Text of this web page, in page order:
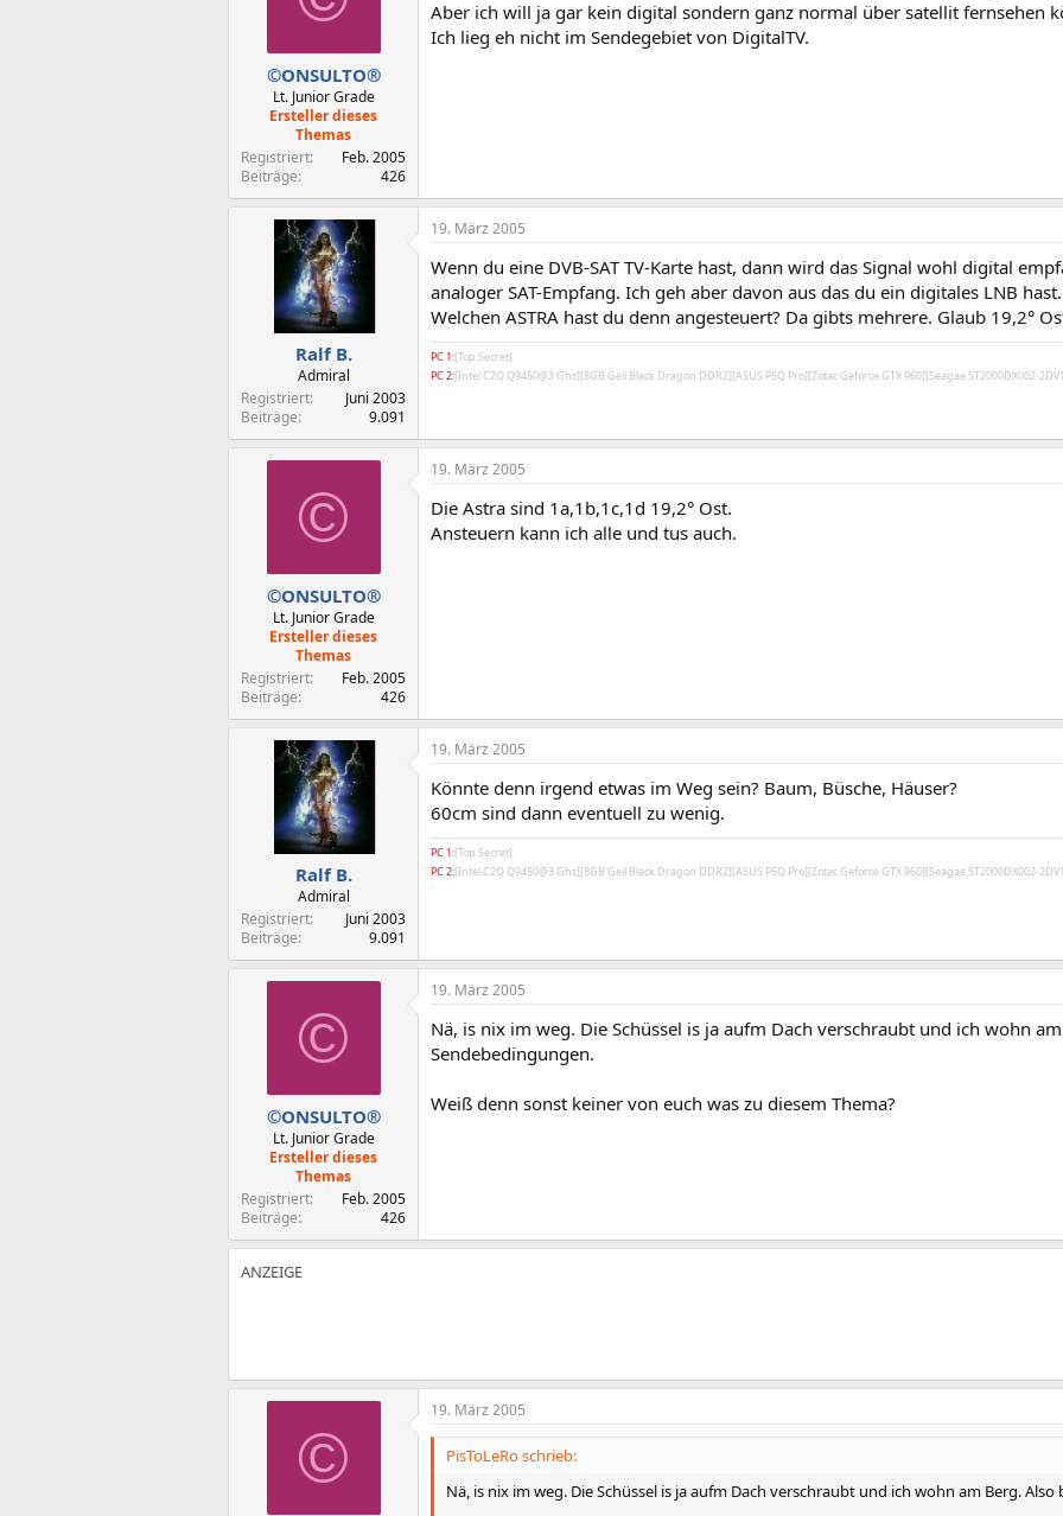
©ONSULTO®
Lt. Junior Grade
Ersteller dieses
Themas
Registriert
Feb. 2005
Beiträge
426
Aber ich will ja gar kein digital sondern ganz normal über satellit fernsehen
Ich lieg eh nicht im Sendegebiet von DigitalTV.
Ralf B.
Admiral
Registriert
Juni 2003
Beiträge
9.091
19. März 2005
Wenn du eine DVB-SAT TV-Karte hast, dann wird das Signal wohl digital
analoger SAT-Empfang. Ich geh aber davon aus das du ein digitales LNB hast.
Welchen ASTRA hast du denn angesteuert? Da gibts mehrere. Glaub 19,2°
PC 1:[Top Secret]
PC 2:[Intel C2Q Q9450@3 Ghz][8GB Geil Black Dragon DDR2][ASUS P5Q Pro][Zotac Geforce GTX 960][Seagae ST2000DX002-
©
©ONSULTO®
Lt. Junior Grade
Ersteller dieses
Themas
Registriert
Feb. 2005
Beiträge
426
19. März 2005
Die Astra sind 1a,1b,1c,1d 19,2° Ost.
Ansteuern kann ich alle und tus auch.
Ralf B.
Admiral
Registriert
Juni 2003
Beiträge
9.091
19. März 2005
Könnte denn irgend etwas im Weg sein? Baum, Büsche, Häuser?
60cm sind dann eventuell zu wenig.
PC 1:[Top Secret]
PC 2:[Intel C2Q Q9450@3 Ghz][8GB Geil Black Dragon DDR2][ASUS P5Q Pro][Zotac Geforce GTX 960][Seagae ST2000DX002-
©
©ONSULTO®
Lt. Junior Grade
Ersteller dieses
Themas
Registriert
Feb. 2005
Beiträge
426
19. März 2005
Nä, is nix im weg. Die Schüssel is ja aufm Dach verschraubt und ich wohn
Sendebedingungen.
Weiß denn sonst keiner von euch was zu diesem Thema?
©
19. März 2005
PisToLeRo schrieb:
Nä, is nix im weg. Die Schüssel is ja aufm Dach verschraubt und ich wohn am Berg.